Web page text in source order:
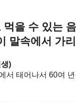
먹을 수 있는
말속에서 가
)
서 태어나서 60여